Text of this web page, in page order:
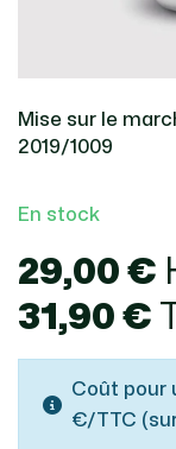
Mise sur le
2019/1009
En stock
29,00 €
31,90 €
Coût pour
€/TTC